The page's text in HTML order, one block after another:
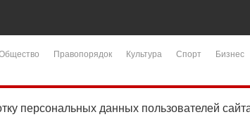
Правопорядок Культура Спорт Бизнес
персональных данных пользователей